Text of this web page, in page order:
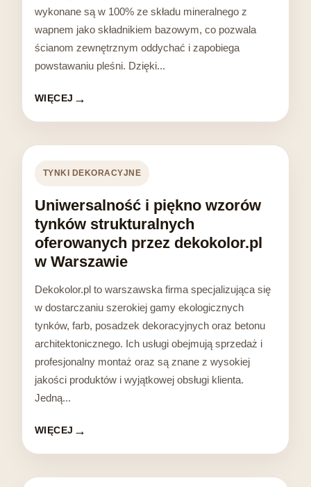
wykonane są w 100% ze składu mineralnego z
wapnem jako składnikiem bazowym, co pozwala
ścianom zewnętrznym oddychać i zapobiega
powstawaniu pleśni. Dzięki...
WIĘCEJ
TYNKI DEKORACYJNE
Uniwersalność i piękno wzorów
tynków strukturalnych
oferowanych przez dekokolor.pl
w Warszawie
Dekokolor.pl to warszawska firma specjalizująca się
w dostarczaniu szerokiej gamy ekologicznych
tynków, farb, posadzek dekoracyjnych oraz betonu
architektonicznego. Ich usługi obejmują sprzedaż i
profesjonalny montaż oraz są znane z wysokiej
jakości produktów i wyjątkowej obsługi klienta.
Jedną...
WIĘCEJ